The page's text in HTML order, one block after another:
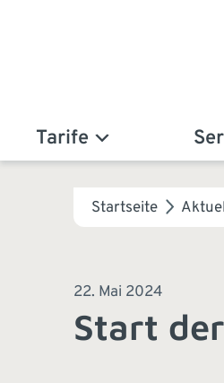
Tarife
Startseite
22. Mai 2024
Start